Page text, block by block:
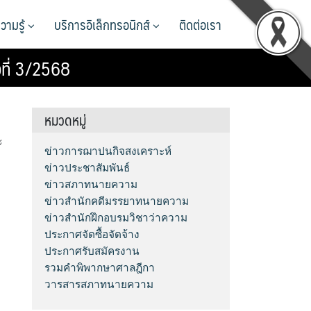
ามรู้ บริการอิเล็กทรอนิกส์ ติดต่อเรา
3/2568
หมวดหมู่
ข่าวการฌาปนกิจสงเคราะห์
ข่าวประชาสัมพันธ์
ข่าวสภาทนายความ
ข่าวสำนักคดีมรรยาทนายความ
ข่าวสำนักฝึกอบรมวิชาว่าความ
ประกาศจัดซื้อจัดจ้าง
ประกาศรับสมัครงาน
รวมคำพิพากษาศาลฎีกา
วารสารสภาทนายความ